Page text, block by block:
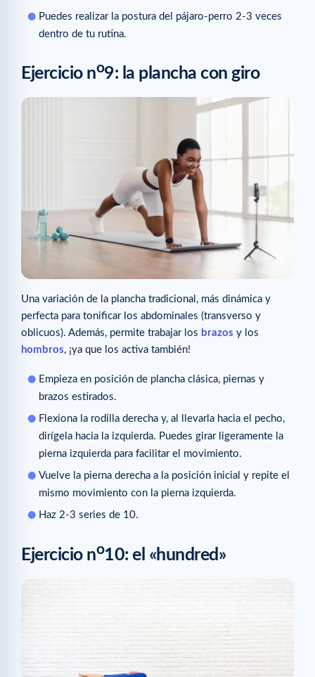
Puedes realizar la postura del pájaro-perro 2-3 veces
dentro de tu rutina.
Ejercicio no9: la plancha con giro
Una variación de la plancha tradicional, más dinámica y
perfecta para tonificar los abdominales (transverso y
oblicuos). Además, permite trabajar los brazos y los
hombros, ¡ya que los activa también!
Empieza en posición de plancha clásica, piernas y
brazos estirados.
Flexiona la rodilla derecha y, al llevarla hacia el pecho,
dirígela hacia la izquierda. Puedes girar ligeramente la
pierna izquierda para facilitar el movimiento.
Vuelve la pierna derecha a la posición inicial y repite el
mismo movimiento con la pierna izquierda.
Haz 2-3 series de 10.
Ejercicio no10: el «hundred»